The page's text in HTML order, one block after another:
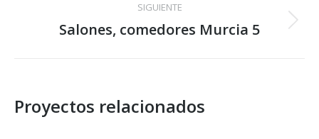
SIGUIENTE
Proyecto
Salones, comedores Murcia 5
Proyectos relacionados